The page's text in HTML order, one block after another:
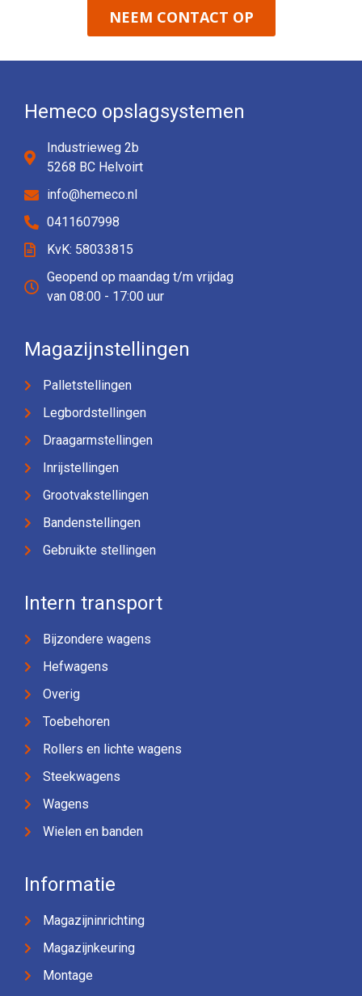
NEEM CONTACT OP
Hemeco opslagsystemen
Industrieweg 2b
5268 BC Helvoirt
info@hemeco.nl
0411607998
KvK: 58033815
Geopend op maandag t/m vrijdag
van 08:00 - 17:00 uur
Magazijnstellingen
Palletstellingen
Legbordstellingen
Draagarmstellingen
Inrijstellingen
Grootvakstellingen
Bandenstellingen
Gebruikte stellingen
Intern transport
Bijzondere wagens
Hefwagens
Overig
Toebehoren
Rollers en lichte wagens
Steekwagens
Wagens
Wielen en banden
Informatie
Magazijninrichting
Magazijnkeuring
Montage